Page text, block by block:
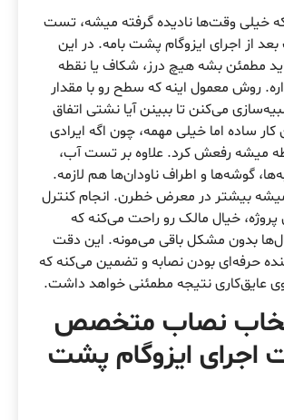
خیلی وقت‌ها نادیده گرفته میشه، تست
از اجرای ایزوگام پشت بامه. در این
مطمئن بشه هیچ درز، شکاف یا نقطه
روش معمول اینه که سطح رو با مقدار
می‌کنن تا ببینن آیا نشتی اتفاق
کار ساده اما خیلی مهمه، چون اگه ایرادی
میشه رفعش کرد. علاوه بر تست آب،
گوشه‌ها و اطراف ناودان‌ها هم لازمه.
بیشتر در معرض خطرن. انجام کنترل
پروژه، خیال مالک رو راحت می‌کنه که
بدون مشکل باقی می‌مونه. این دقت
حرفه‌ای بودن نصابه و تضمین می‌کنه که
عایق‌کاری نتیجه مطمئنی خواهد داشت.
نصاب متخصص
اجرای ایزوگام پشت